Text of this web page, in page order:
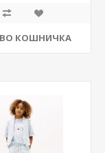
ВО КОШНИЧКА